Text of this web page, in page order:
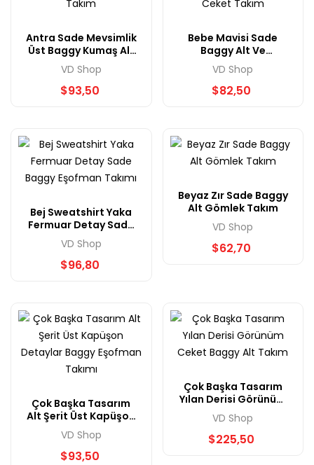
Antra Sade Mevsimlik
Üst Baggy Kumaş Alt
Takım
VD Shop
$93,50
Bebe Mavisi Sade
Baggy Alt Ve
Fermuarlı Ceket
Takım
VD Shop
$82,50
Bej Sweatshirt Yaka
Fermuar Detay Sade
Baggy Eşofman
Takımı
VD Shop
$96,80
Beyaz Zır Sade Baggy
Alt Gömlek Takım
VD Shop
$62,70
Çok Başka Tasarım
Alt Şerit Üst Kapüşon
Detaylar Baggy
Eşofman Takımı
VD Shop
$93,50
Çok Başka Tasarım
Yılan Derisi Görünüm
Ceket Baggy Alt
Takım
VD Shop
$225,50